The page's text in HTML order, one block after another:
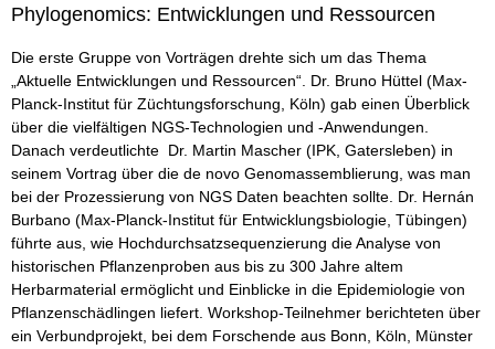
Phylogenomics: Entwicklungen und Ressourcen
Die erste Gruppe von Vorträgen drehte sich um das Thema
„Aktuelle Entwicklungen und Ressourcen“. Dr. Bruno Hüttel (Max-
Planck-Institut für Züchtungsforschung, Köln) gab einen Überblick
über die vielfältigen NGS-Technologien und -Anwendungen.
Danach verdeutlichte Dr. Martin Mascher (IPK, Gatersleben) in
seinem Vortrag über die de novo Genomassemblierung, was man
bei der Prozessierung von NGS Daten beachten sollte. Dr. Hernán
Burbano (Max-Planck-Institut für Entwicklungsbiologie, Tübingen)
führte aus, wie Hochdurchsatzsequenzierung die Analyse von
historischen Pflanzenproben aus bis zu 300 Jahre altem
Herbarmaterial ermöglicht und Einblicke in die Epidemiologie von
Pflanzenschädlingen liefert. Workshop-Teilnehmer berichteten über
ein Verbundprojekt, bei dem Forschende aus Bonn, Köln, Münster